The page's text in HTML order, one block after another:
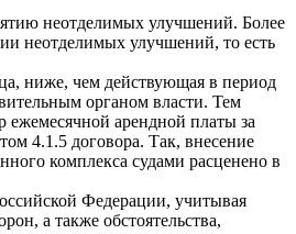
неотделимых улучшений. Более
неотделимых улучшений, то есть
ниже, чем действующая в период
органом власти. Тем
ежемесячной арендной платы за
4.1.5 договора. Так, внесение
комплекса судами расценено в
Федерации, учитывая
а также обстоятельства,